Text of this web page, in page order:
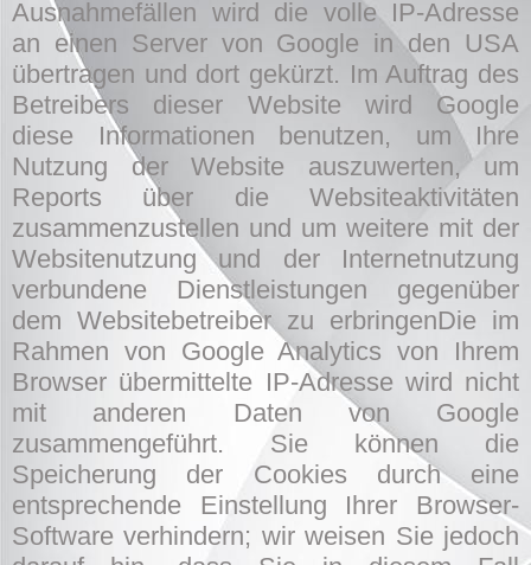
Ausnahmefällen wird die volle IP-Adresse
an einen Server von Google in den USA
übertragen und dort gekürzt. Im Auftrag des
Betreibers dieser Website wird Google
diese Informationen benutzen, um Ihre
Nutzung der Website auszuwerten, um
Reports über die Websiteaktivitäten
zusammenzustellen und um weitere mit der
Websitenutzung und der Internetnutzung
verbundene Dienstleistungen gegenüber
dem Websitebetreiber zu erbringenDie im
Rahmen von Google Analytics von Ihrem
Browser übermittelte IP-Adresse wird nicht
mit anderen Daten von Google
zusammengeführt. Sie können die
Speicherung der Cookies durch eine
entsprechende Einstellung Ihrer Browser-
Software verhindern; wir weisen Sie jedoch